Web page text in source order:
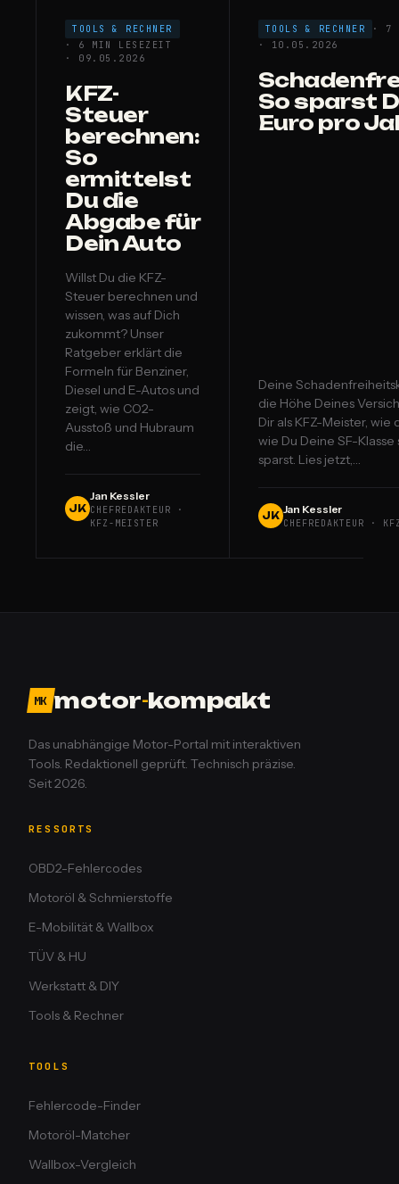
TOOLS & RECHNER
· 6 MIN LESEZEIT
· 09.05.2026
KFZ-
Steuer
berechnen:
So
ermittelst
Du die
Abgabe für
Dein Auto
Willst Du die KFZ-
Steuer berechnen und
wissen, was auf Dich
zukommt? Unser
Ratgeber erklärt die
Formeln für Benziner,
Diesel und E-Autos und
zeigt, wie CO2-
Ausstoß und Hubraum
die…
JK
Jan Kessler
CHEFREDAKTEUR ·
KFZ-MEISTER
TOOLS & RECHNER
· 7
· 10.05.2026
So sparst
Euro pro
Deine
die Höhe Deines
Dir als KFZ-Meister,
wie Du Deine SF-
sparst. Lies jetzt,…
JK Jan Kessler
CHEFREDAKTEUR ·
MK motor-kompakt
Das unabhängige Motor-Portal mit interaktiven
Tools. Redaktionell geprüft. Technisch präzise.
Seit 2026.
RESSORTS
OBD2-Fehlercodes
Motoröl & Schmierstoffe
E-Mobilität & Wallbox
TÜV & HU
Werkstatt & DIY
Tools & Rechner
TOOLS
Fehlercode-Finder
Motoröl-Matcher
Wallbox-Vergleich